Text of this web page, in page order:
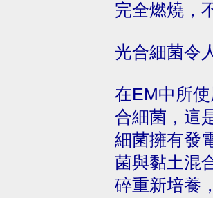
完全燃燒，
光合細菌令
在EM中所
合細菌，這
細菌擁有發
菌與黏土混
碎重新培養